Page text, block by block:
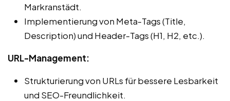
Markranstädt.
Implementierung von Meta-Tags (Title,
Description) und Header-Tags (H1, H2, etc.).
URL-Management:
Strukturierung von URLs für bessere Lesbarkeit
und SEO-Freundlichkeit.